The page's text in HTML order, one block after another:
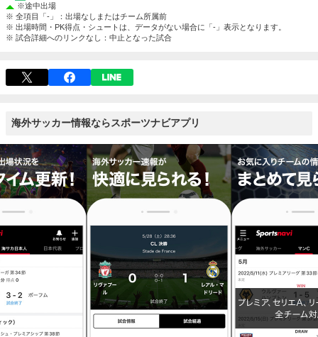
※途中出場
※ 全項目「-」：出場なしまたはチーム所属前
※ 出場時間・PK得点・シュートは、データがない場合に「-」表示となります。
※ 試合詳細へのリンクなし：中止となった試合
海外サッカー情報ならスポーツナビアプリ